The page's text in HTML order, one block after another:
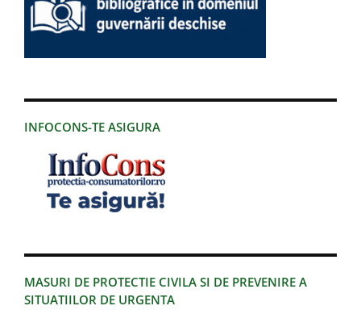
INFOCONS-TE ASIGURA
MASURI DE PROTECTIE CIVILA SI DE PREVENIRE A
SITUATIILOR DE URGENTA